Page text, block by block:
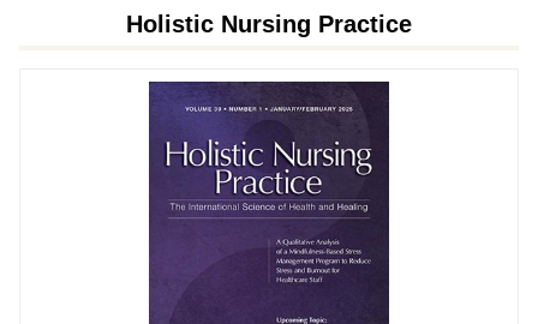
Holistic Nursing Practice